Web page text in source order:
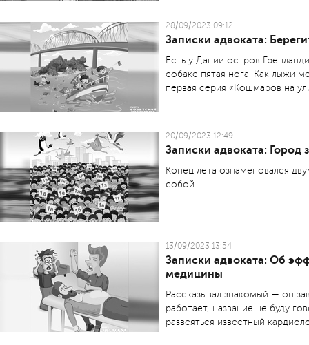
28/09/2023 09:12
Записки адвоката:
Есть у Дании остров
собаке пятая нога. Как лыжи
первая серия «Кошмаров на
20/09/2023 12:49
Записки адвоката: Город
Конец лета ознаменовался
собой.
13/09/2023 13:54
Записки адвоката: Об
медицины
Рассказывал знакомый — он
работает, название не буду
развеяться известный